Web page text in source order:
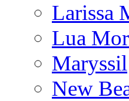
Larissa
Lua
Maryssil
New